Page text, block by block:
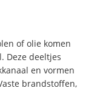
of olie komen
Deze deeltjes
en vormen
brandstoffen,